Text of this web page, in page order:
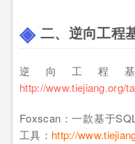
二、 逆向工程
逆向工程
http://www.tiejiang.org/
Foxscan：一款基于
工具： http://